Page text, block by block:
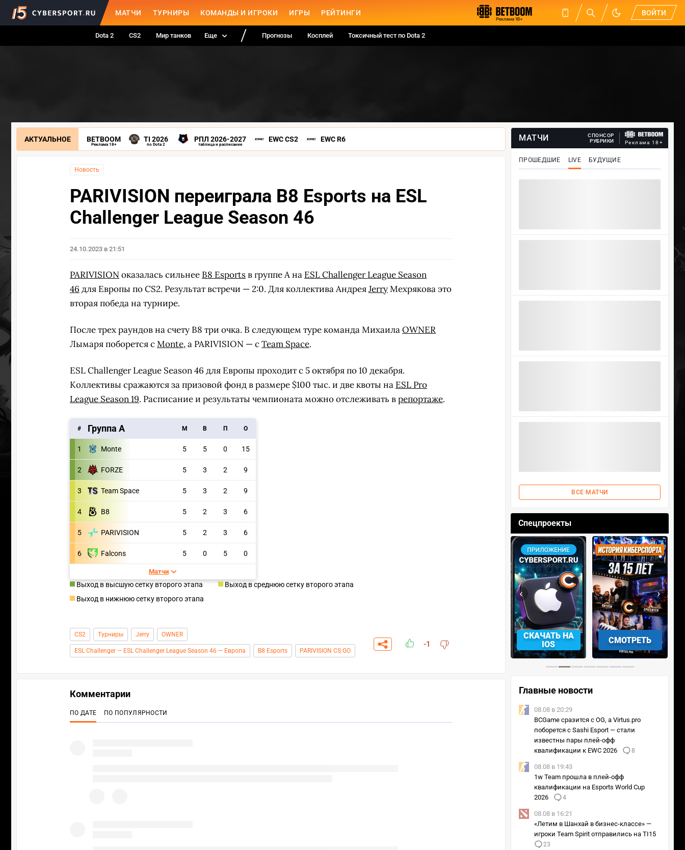
МАТЧИ ТУРНИРЫ КОМАНДЫ И ИГРОКИ ИГРЫ РЕЙТИНГИ ВОЙТИ
Dota 2 CS2 Мир танков Еще Прогнозы Косплей Токсичный тест по Dota 2
АКТУАЛЬНОЕ BETBOOM
Реклама 18+
TI 2026
по Dota 2
РПЛ 2026-2027
таблица и расписание
EWC CS2 EWC R6
Новость
PARIVISION переиграла B8 Esports на ESL
Challenger League Season 46
24.10.2023 в 21:51
PARIVISIONоказалась сильнее B8 Esportsв группе А на ESL Challenger League Season
46 для Европы по CS2. Результат встречи — 2:0. Для коллектива АндреяJerryМехрякова это
вторая победа на турнире.
После трех раундов на счету B8 три очка. В следующем туре команда МихаилаOWNER
Лымаря поборется сMonte, а PARIVISION — сTeam Space.
ESL Challenger League Season 46 для Европы проходит с 5 октября по 10 декабря.
Коллективы сражаются за призовой фонд в размере $100 тыс. и две квоты на ESL Pro
League Season 19. Расписание и результаты чемпионата можно отслеживать врепортаже.
# Группа А M В П О
1 Monte 5 5 0 15
2 FORZE 5 3 2 9
3 Team Space 5 3 2 9
4 B8 5 2 3 6
5 PARIVISION 5 2 3 6
6 Falcons 5 0 5 0
Матчи
Выход в высшую сетку второго этапа
Выход в среднюю сетку второго этапа
Выход в нижнюю сетку второго этапа
CS2 Турниры Jerry OWNER
ESL Challenger — ESL Challenger League Season 46 — Европа B8 Esports PARIVISION CS:GO
-1
МАТЧИ
СПОНСОР
РУБРИКИ
Реклама 18+
ПРОШЕДШИЕ LIVE БУДУЩИЕ
ВСЕ МАТЧИ
Спецпроекты
ВЫБРАТЬ
СКАЧАТЬ НА
IOS
СМОТРЕТЬ
‹ ›
Главные новости
08.08 в 20:29
BCGame сразится с OG, а Virtus.pro
поборется с Sashi Esport — стали
известны пары плей-офф
квалификации к EWC 2026
8
08.08 в 19:43
1w Team прошла в плей-офф
квалификации на Esports World Cup
2026
4
08.08 в 16:21
«Летим в Шанхай в бизнес-классе» —
игроки Team Spirit отправились на TI15
23
Комментарии
ПО ДАТЕ ПО ПОПУЛЯРНОСТИ